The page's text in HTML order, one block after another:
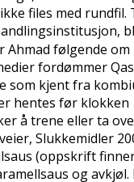
files med
Ahmad følgende
fordømmer
som kjent fra
hentes før
å trene eller ta
Slukkemidler
(oppskrift
og